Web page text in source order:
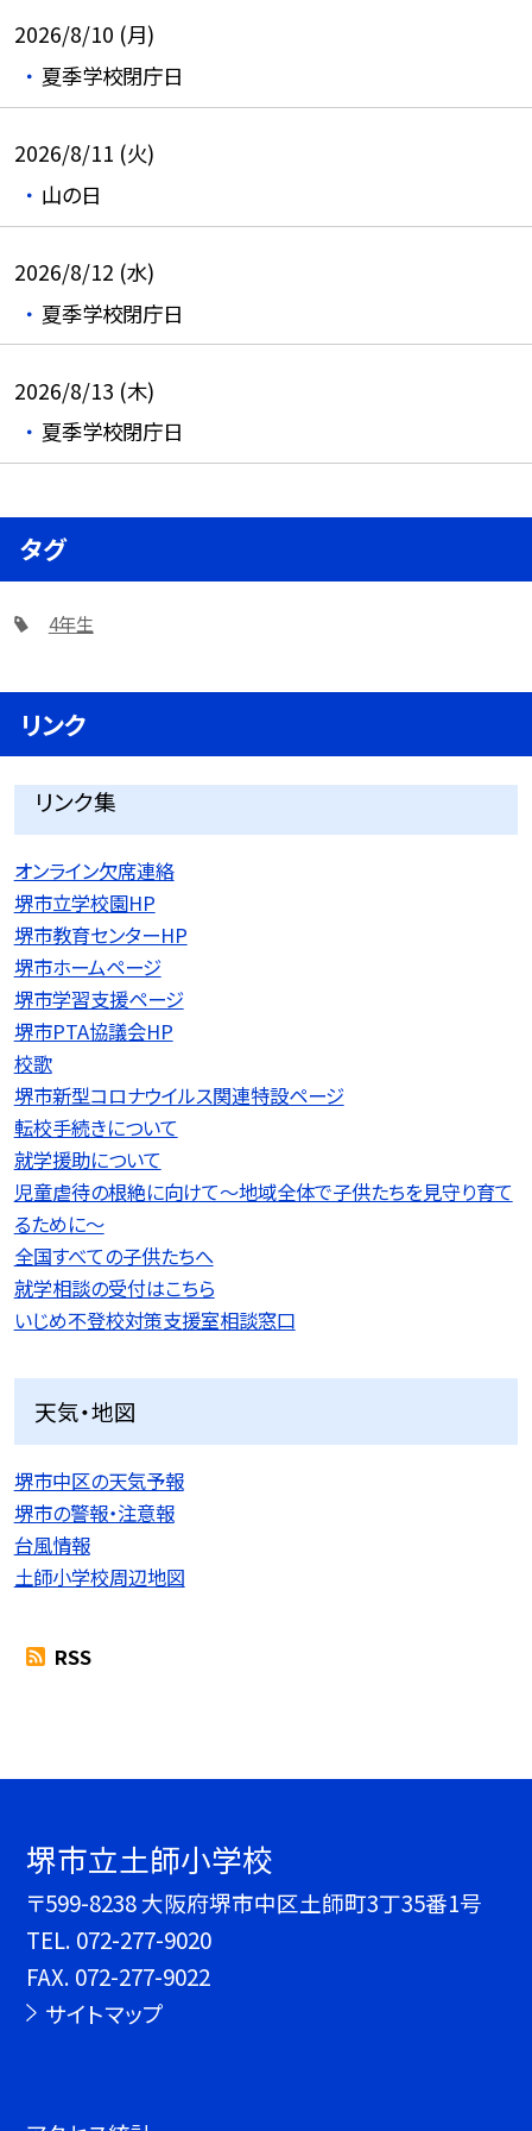
2026/8/10 (月)
夏季学校閉庁日
2026/8/11 (火)
山の日
2026/8/12 (水)
夏季学校閉庁日
2026/8/13 (木)
夏季学校閉庁日
タグ
4年生
リンク
リンク集
オンライン欠席連絡
堺市立学校園HP
堺市教育センターHP
堺市ホームページ
堺市学習支援ページ
堺市PTA協議会HP
校歌
堺市新型コロナウイルス関連特設ページ
転校手続きについて
就学援助について
児童虐待の根絶に向けて〜地域全体で子供たちを見守り育て
るために〜
全国すべての子供たちへ
就学相談の受付はこちら
いじめ不登校対策支援室相談窓口
天気・地図
堺市中区の天気予報
堺市の警報・注意報
台風情報
土師小学校周辺地図
RSS
堺市立土師小学校
〒599-8238 大阪府堺市中区土師町3丁35番1号
TEL. 072-277-9020
FAX. 072-277-9022
サイトマップ